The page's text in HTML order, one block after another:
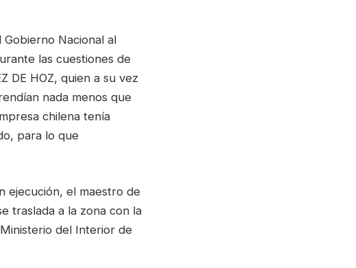
Nacional al
las cuestiones de
DE HOZ, quien a su vez
nada menos que
chilena tenía
para lo que
ejecución, el maestro de
traslada a la zona con la
del Interior de